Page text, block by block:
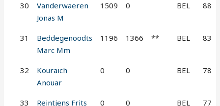
30
Vanderwaeren
Jonas M
1509 0 BEL 88
31
Beddegenoodts
Marc Mm
1196 1366 ** BEL 83
32
Kouraich
Anouar
0 0 BEL 78
33 Reintjens Frits 0 0 BEL 77